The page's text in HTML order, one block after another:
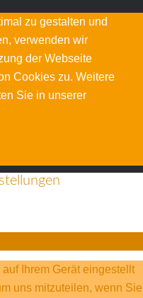
zu gestalten und
verwenden wir
der Webseite
Cookies zu. Weitere
Sie in unserer
Ihrem Gerät eingestellt
uns mitzuteilen, wenn Sie